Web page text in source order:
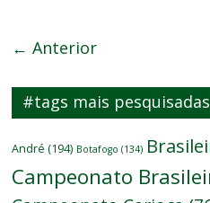
← Anterior
#tags mais pesquisadas
André (194) Botafogo (134)
Campeonato